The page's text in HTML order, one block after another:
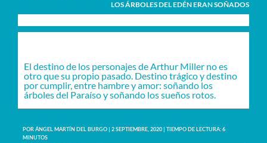
LOS ÁRBOLES DEL EDÉN ERAN SOÑADOS
El destino de los personajes de Arthur Miller no es
otro que su propio pasado. Destino trágico y destino
por cumplir, entre hambre y amor: soñando los
árboles del Paraíso y soñando los sueños rotos.
PORÁNGEL MARTÍN DEL BURGO | 2 SEPTIEMBRE, 2020 | TIEMPO DE LECTURA:6
MINUTOS